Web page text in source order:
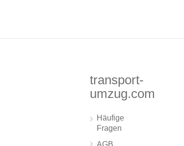
transport-
umzug.com
Häufige
Fragen
AGB